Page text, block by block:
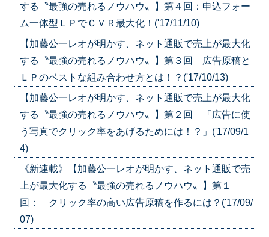
する〝最強の売れるノウハウ〟】第４回：申込フォー
ム一体型ＬＰでＣＶＲ最大化！('17/11/10)
【加藤公一レオが明かす、ネット通販で売上が最大化
する〝最強の売れるノウハウ〟】第３回 広告原稿と
ＬＰのベストな組み合わせ方とは！？('17/10/13)
【加藤公一レオが明かす、ネット通販で売上が最大化
する〝最強の売れるノウハウ〟】第２回 「広告に使
う写真でクリック率をあげるためには！？」('17/09/1
4)
《新連載》【加藤公一レオが明かす、ネット通販で売
上が最大化する〝最強の売れるノウハウ〟】第１
回： クリック率の高い広告原稿を作るには？('17/09/
07)